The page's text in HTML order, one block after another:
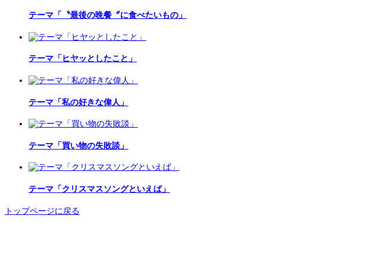
テーマ「〝最後の晩餐〞に食べたいもの」
テーマ「ヒヤッとしたこと」
テーマ「私の好きな偉人」
テーマ「買い物の失敗談」
テーマ「クリスマスソングといえば」
トップページに戻る